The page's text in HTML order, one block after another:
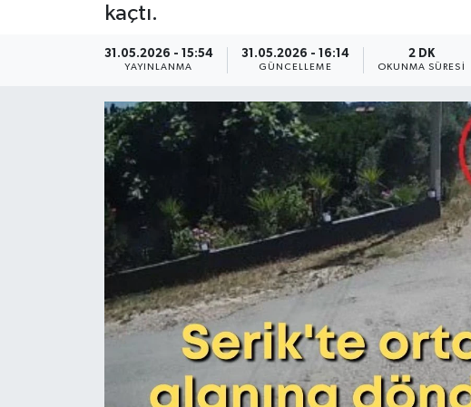
kaçtı.
31.05.2026 - 15:54
YAYINLANMA
31.05.2026 - 16:14
GÜNCELLEME
2 DK
OKUNMA SÜRESI
Magazin
Haber Arşivi